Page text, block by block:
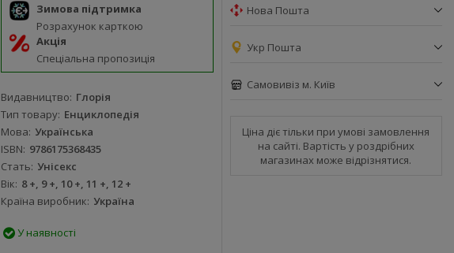
Зимова підтримка
Розрахунок карткою
Акція
Спеціальна пропозиція
Видавництво Глорія
Тип товару Енциклопедія
Мова Українська
ISBN 9786175368435
Стать Унісекс
Вік 8 +, 9 +, 10 +, 11 +, 12 +
Країна виробник Україна
У наявності
Нова Пошта
Укр Пошта
Самовивіз м. Київ
Ціна діє тільки при умові замовлення
на сайті. Вартість у роздрібних
магазинах може відрізнятися.